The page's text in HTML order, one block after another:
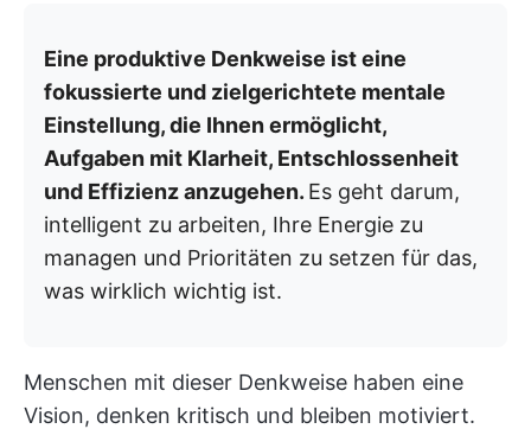
Eine produktive Denkweise ist eine
fokussierte und zielgerichtete mentale
Einstellung, die Ihnen ermöglicht,
Aufgaben mit Klarheit, Entschlossenheit
und Effizienz anzugehen. Es geht darum,
intelligent zu arbeiten, Ihre Energie zu
managen und Prioritäten zu setzen für das,
was wirklich wichtig ist.
Menschen mit dieser Denkweise haben eine
Vision, denken kritisch und bleiben motiviert.